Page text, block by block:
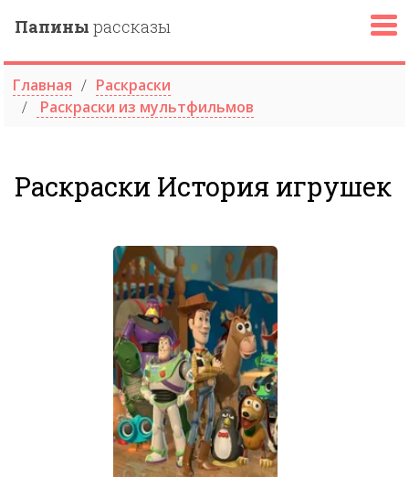
Папины рассказы
Главная
Раскраски
Раскраски из мультфильмов
Раскраски История игрушек